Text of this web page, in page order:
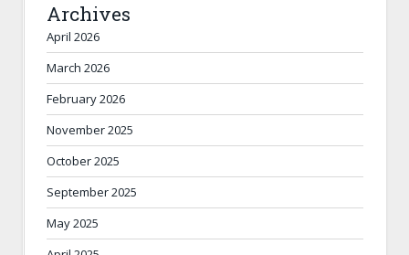
Archives
April 2026
March 2026
February 2026
November 2025
October 2025
September 2025
May 2025